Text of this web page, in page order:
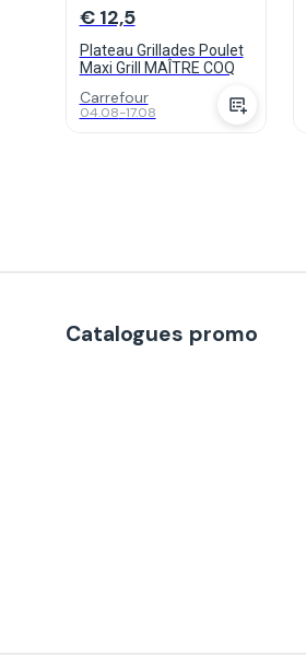
€ 12,5
Plateau Grillades Poulet
Maxi Grill MAÎTRE COQ
Carrefour
04.08-17.08
Catalogues promo